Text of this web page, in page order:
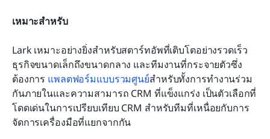
เหมาะสำหรับ
Lark เหมาะอย่างยิ่งสำหรับสตาร์ทอัพที่เติบโตอย่างรวดเร็ว
ธุรกิจขนาดเล็กถึงขนาดกลาง และทีมงานที่กระจายตัวซึ่ง
ต้องการ แพลตฟอร์มแบบรวมศูนย์สำหรับทั้งการทำงานร่วม
กันภายในและความสามารถ CRM ที่แข็งแกร่ง เป็นตัวเลือกที่
โดดเด่นในการเปรียบเทียบ CRM สำหรับทีมที่เหนื่อยกับการ
จัดการเครื่องมือที่แยกจากกัน